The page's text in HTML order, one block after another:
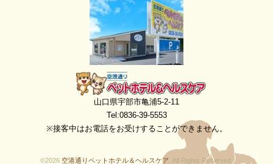
空港通りペットホテル＆ヘルスケア
山口県宇部市亀浦5-2-11
Tel:0836-39-5553
※接客中はお電話をお受けすることができません。
©2026 空港通りペットホテル＆ヘルスケア . All Rights Reserved.